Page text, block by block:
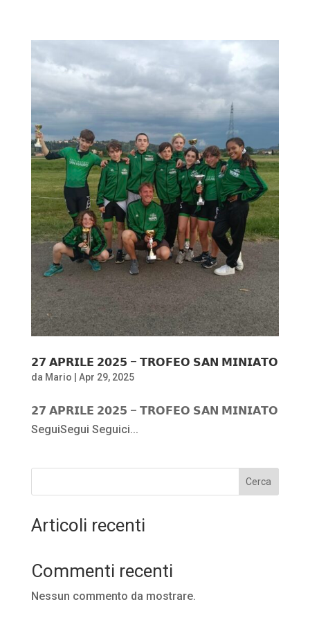
𝟮𝟳 𝗔𝗣𝗥𝗜𝗟𝗘 𝟮𝟬𝟮𝟱 – 𝗧𝗥𝗢𝗙𝗘𝗢 𝗦𝗔𝗡 𝗠𝗜𝗡𝗜𝗔𝗧𝗢
da Mario Apr 29, 2025
𝟮𝟳 𝗔𝗣𝗥𝗜𝗟𝗘 𝟮𝟬𝟮𝟱 – 𝗧𝗥𝗢𝗙𝗘𝗢 𝗦𝗔𝗡 𝗠𝗜𝗡𝗜𝗔𝗧𝗢
SeguiSegui Seguici...
Cerca
Articoli recenti
Commenti recenti
Nessun commento da mostrare.